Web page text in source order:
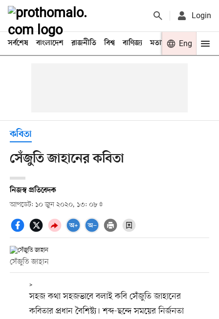
Login
সর্বশেষ বাংলাদেশ রাজনীতি বিশ্ব বাণিজ্য মতামত খেলা
Eng
কবিতা
সেঁজুতি জাহানের কবিতা
নিজস্ব প্রতিবেদক
আপডেট: ১০ জুন ২০২০, ১৩: ০৮
সেঁজুতি জাহান
>
সহজ কথা সহজভাবে বলাই কবি সেঁজুতি জাহানের
কবিতার প্রধান বৈশিষ্ট্য। শব্দ-ছন্দে সময়ের নির্জনতা